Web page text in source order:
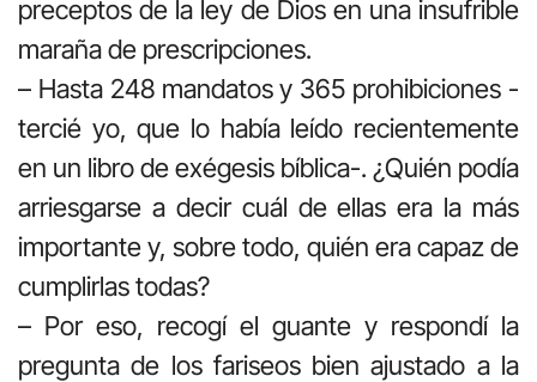
preceptos de la ley de Dios en una insufrible
maraña de prescripciones.
– Hasta 248 mandatos y 365 prohibiciones -
tercié yo, que lo había leído recientemente
en un libro de exégesis bíblica-. ¿Quién podía
arriesgarse a decir cuál de ellas era la más
importante y, sobre todo, quién era capaz de
cumplirlas todas?
– Por eso, recogí el guante y respondí la
pregunta de los fariseos bien ajustado a la